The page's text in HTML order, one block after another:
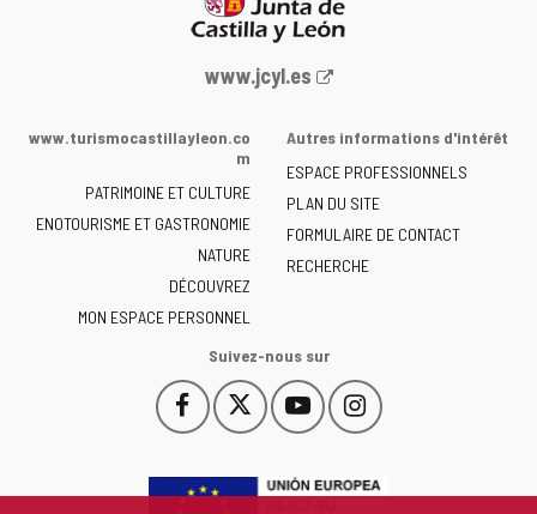
Portail
la
de
Castilla
y
León
-
www.jcyl.es
www.turismocastillayleon.co
m
PATRIMOINE ET CULTURE
ENOTOURISME ET GASTRONOMIE
NATURE
DÉCOUVREZ
MON ESPACE PERSONNEL
Autres informations d'intérêt
ESPACE PROFESSIONNELS
PLAN DU SITE
FORMULAIRE DE CONTACT
RECHERCHE
Suivez-nous sur
Facebook
Este
enlace
abrirá
Este
enlace
abrirá
YouTube
Este
enlace
abrirá
Instagram
Este
enlace
abrirá